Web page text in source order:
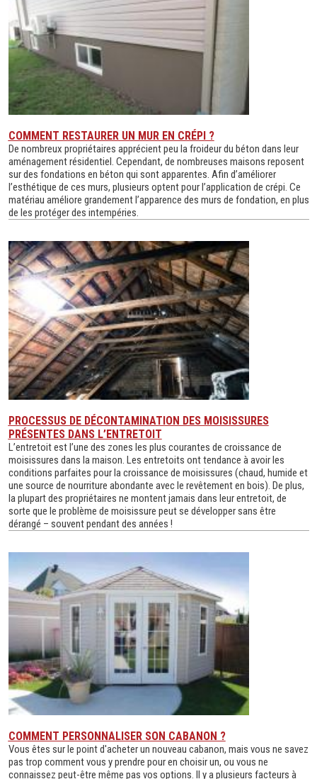
COMMENT RESTAURER UN MUR EN CRÉPI ?
De nombreux propriétaires apprécient peu la froideur du béton dans leur
aménagement résidentiel. Cependant, de nombreuses maisons reposent
sur des fondations en béton qui sont apparentes. Afin d’améliorer
l’esthétique de ces murs, plusieurs optent pour l’application de crépi. Ce
matériau améliore grandement l’apparence des murs de fondation, en plus
de les protéger des intempéries.
PROCESSUS DE DÉCONTAMINATION DES MOISISSURES
PRÉSENTES DANS L’ENTRETOIT
L’entretoit est l’une des zones les plus courantes de croissance de
moisissures dans la maison. Les entretoits ont tendance à avoir les
conditions parfaites pour la croissance de moisissures (chaud, humide et
une source de nourriture abondante avec le revêtement en bois). De plus,
la plupart des propriétaires ne montent jamais dans leur entretoit, de
sorte que le problème de moisissure peut se développer sans être
dérangé – souvent pendant des années !
COMMENT PERSONNALISER SON CABANON ?
Vous êtes sur le point d'acheter un nouveau cabanon, mais vous ne savez
pas trop comment vous y prendre pour en choisir un, ou vous ne
connaissez peut-être même pas vos options. Il y a plusieurs facteurs à